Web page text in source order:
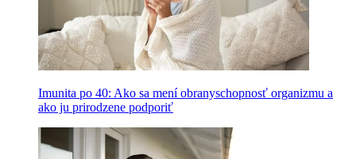
Imunita po 40: Ako sa mení obranyschopnosť organizmu a
ako ju prirodzene podporiť